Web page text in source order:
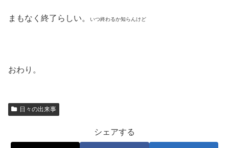
まもなく終了らしい。 いつ終わるか知らんけど
おわり。
日々の出来事
シェアする